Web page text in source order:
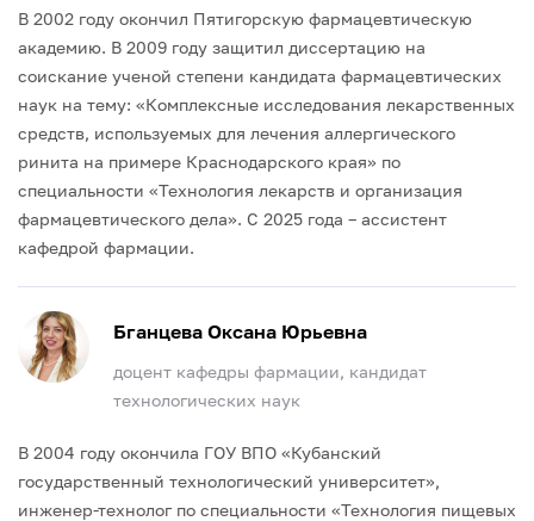
В 2002 году окончил Пятигорскую фармацевтическую
академию. В 2009 году защитил диссертацию на
соискание ученой степени кандидата фармацевтических
наук на тему: «Комплексные исследования лекарственных
средств, используемых для лечения аллергического
ринита на примере Краснодарского края» по
специальности «Технология лекарств и организация
фармацевтического дела». С 2025 года – ассистент
кафедрой фармации.
Бганцева Оксана Юрьевна
доцент кафедры фармации, кандидат
технологических наук
В 2004 году окончила ГОУ ВПО «Кубанский
государственный технологический университет»,
инженер-технолог по специальности «Технология пищевых